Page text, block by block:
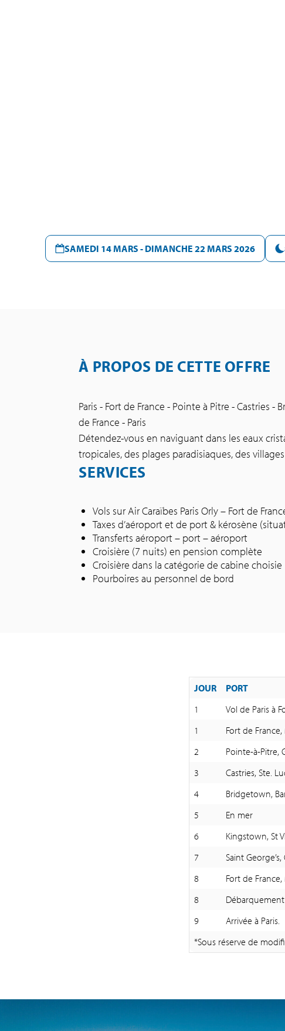
SAMEDI 14 MARS - DIMANCHE 22 MARS 2026
À PROPOS DE CETTE OFFRE
Paris - Fort de France - Pointe à Pitre - Castries
de France - Paris
Détendez-vous en naviguant dans les eaux
tropicales, des plages paradisiaques, des
SERVICES
Vols sur Air Caraïbes Paris Orly – Fort de
Taxes d’aéroport et de port & kérosène
Transferts aéroport – port – aéroport
Croisière (7 nuits) en pension complète
Croisière dans la catégorie de cabine choisie
Pourboires au personnel de bord
JOUR PORT
1
Vol de Paris à
1
Fort de
2
Pointe-à-Pitre,
3
Castries, Ste.
4
Bridgetown,
5
En mer
6
Kingstown, St
7
Saint
8
Fort de
8
9
Arrivée à Paris.
*Sous réserve de